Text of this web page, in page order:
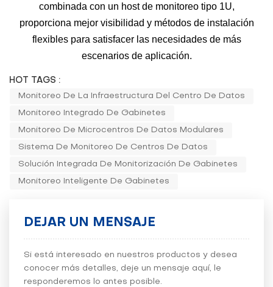
combinada con un host de monitoreo tipo 1U,
proporciona mejor visibilidad y métodos de instalación
flexibles para satisfacer las necesidades de más
escenarios de aplicación.
HOT TAGS :
Monitoreo De La Infraestructura Del Centro De Datos
Monitoreo Integrado De Gabinetes
Monitoreo De Microcentros De Datos Modulares
Sistema De Monitoreo De Centros De Datos
Solución Integrada De Monitorización De Gabinetes
Monitoreo Inteligente De Gabinetes
DEJAR UN MENSAJE
Si está interesado en nuestros productos y desea
conocer más detalles, deje un mensaje aquí, le
responderemos lo antes posible.